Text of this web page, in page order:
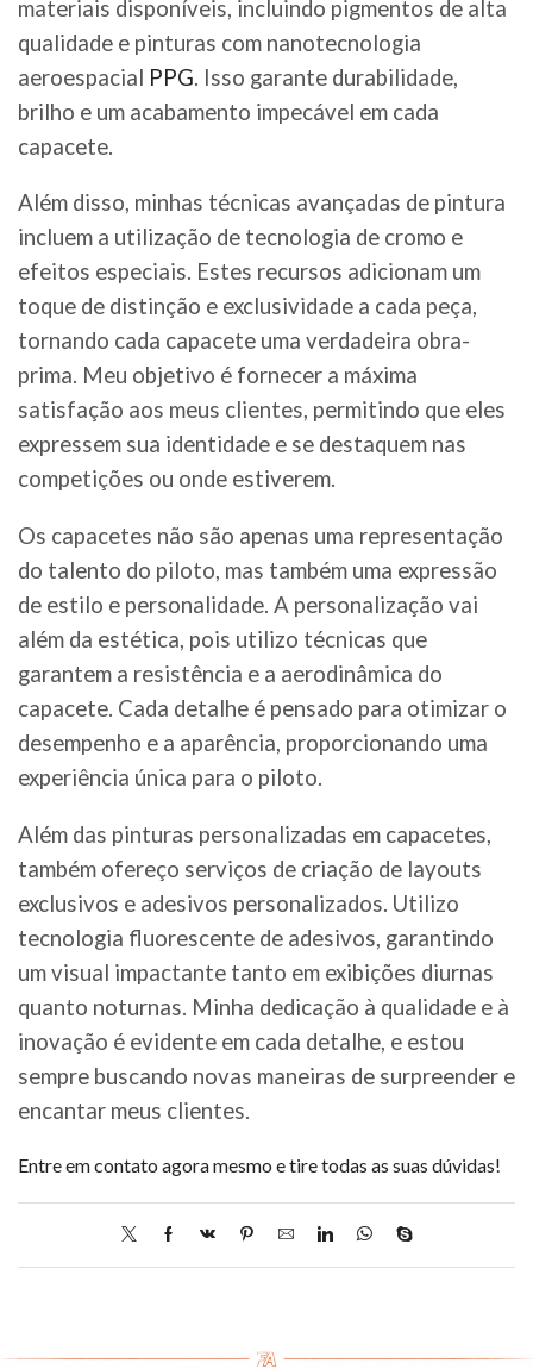
materiais disponíveis, incluindo pigmentos de alta
qualidade e pinturas com nanotecnologia
aeroespacial PPG. Isso garante durabilidade,
brilho e um acabamento impecável em cada
capacete.
Além disso, minhas técnicas avançadas de pintura
incluem a utilização de tecnologia de cromo e
efeitos especiais. Estes recursos adicionam um
toque de distinção e exclusividade a cada peça,
tornando cada capacete uma verdadeira obra-
prima. Meu objetivo é fornecer a máxima
satisfação aos meus clientes, permitindo que eles
expressem sua identidade e se destaquem nas
competições ou onde estiverem.
Os capacetes não são apenas uma representação
do talento do piloto, mas também uma expressão
de estilo e personalidade. A personalização vai
além da estética, pois utilizo técnicas que
garantem a resistência e a aerodinâmica do
capacete. Cada detalhe é pensado para otimizar o
desempenho e a aparência, proporcionando uma
experiência única para o piloto.
Além das pinturas personalizadas em capacetes,
também ofereço serviços de criação de layouts
exclusivos e adesivos personalizados. Utilizo
tecnologia fluorescente de adesivos, garantindo
um visual impactante tanto em exibições diurnas
quanto noturnas. Minha dedicação à qualidade e à
inovação é evidente em cada detalhe, e estou
sempre buscando novas maneiras de surpreender e
encantar meus clientes.
Entre em contato agora mesmo e tire todas as suas dúvidas!